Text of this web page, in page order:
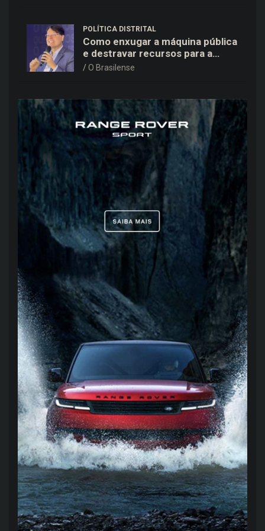
POLÍTICA DISTRITAL
Como enxugar a máquina pública
e destravar recursos para a
saúde e educação no DF
O Brasilense